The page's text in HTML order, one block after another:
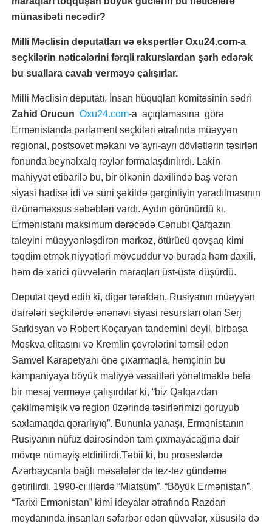
münasibəti necədir?
Milli Məclisin deputatları və ekspertlər Oxu24.com-a
seçkilərin nəticələrini fərqli rakurslardan şərh edərək
bu suallara cavab verməyə çalışırlar.
Milli Məclisin deputatı, İnsan hüquqları komitəsinin sədri
Zahid Orucun Oxu24.com-a açıqlamasına görə
Ermənistanda parlament seçkiləri ətrafında müəyyən
regional, postsovet məkanı və ayrı-ayrı dövlətlərin təsirləri
fonunda beynəlxalq rəylər formalaşdırılırdı. Lakin
mahiyyət etibarilə bu, bir ölkənin daxilində baş verən
siyasi hadisə idi və süni şəkildə gərginliyin yaradılmasının
özünəməxsus səbəbləri vardı. Aydın görünürdü ki,
Ermənistanı maksimum dərəcədə Cənubi Qafqazın
taleyini müəyyənləşdirən mərkəz, ötürücü qovşaq kimi
təqdim etmək niyyətləri mövcuddur və burada həm daxili,
həm də xarici qüvvələrin maraqları üst-üstə düşürdü.
Deputat qeyd edib ki, digər tərəfdən, Rusiyanın müəyyən
dairələri seçkilərdə ənənəvi siyasi resursları olan Serj
Sarkisyan və Robert Koçaryan tandemini deyil, birbaşa
Moskva elitasını və Kremlin çevrələrini təmsil edən
Samvel Karapetyanı önə çıxarmaqla, həmçinin bu
kampaniyaya böyük maliyyə vəsaitləri yönəltməklə belə
bir mesaj verməyə çalışırdılar ki, “biz Qafqazdan
çəkilməmişik və region üzərində təsirlərimizi qoruyub
saxlamaqda qərarlıyıq”. Bununla yanaşı, Ermənistanın
Rusiyanın nüfuz dairəsindən tam çıxmayacağına dair
mövqe nümayiş etdirilirdi.Təbii ki, bu proseslərdə
Azərbaycanla bağlı məsələlər də tez-tez gündəmə
gətirilirdi. 1990-cı illərdə “Miatsum”, “Böyük Ermənistan”,
“Tarixi Ermənistan” kimi ideyalar ətrafında Razdan
meydanında insanları səfərbər edən qüvvələr, xüsusilə də